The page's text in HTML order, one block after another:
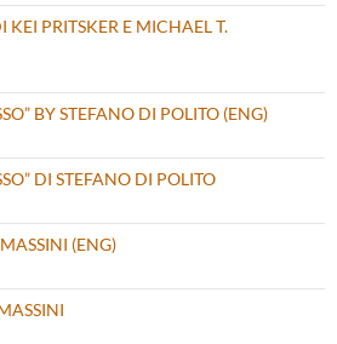
KEI PRITSKER E MICHAEL T.
BY STEFANO DI POLITO (ENG)
DI STEFANO DI POLITO
(ENG)